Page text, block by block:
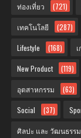
ท่องเที่ยว (721)
เทคโนโลยี (287)
Lifestyle (168)
New Product (119)
อุตสาหกรรม (63)
Social (37)
ศิลปะ และ วัฒนธรรม